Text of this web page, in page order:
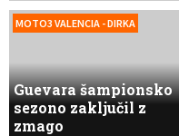
MOTO3 VALENCIA - DIRKA
Guevara šampionsko
sezono zaključil z
zmago